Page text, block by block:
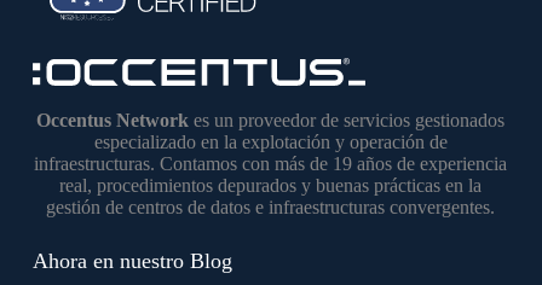
Occentus Network es un proveedor de servicios gestionados
especializado en la explotación y operación de
infraestructuras. Contamos con más de 19 años de experiencia
real, procedimientos depurados y buenas prácticas en la
gestión de centros de datos e infraestructuras convergentes.
Ahora en nuestro Blog